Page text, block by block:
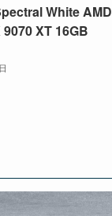
White AMD
XT 16GB